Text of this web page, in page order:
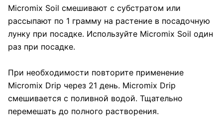
Micromix Soil смешивают с субстратом или
рассыпают по 1 грамму на растение в посадочную
лунку при посадке. Используйте Micromix Soil один
раз при посадке.
При необходимости повторите применение
Micromix Drip через 21 день. Micromix Drip
смешивается с поливной водой. Тщательно
перемешать до полного растворения.